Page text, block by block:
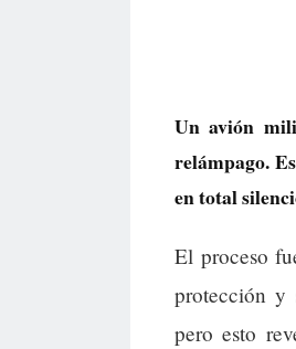
Un avión
relámpago.
en total
El proceso
protección y
pero esto